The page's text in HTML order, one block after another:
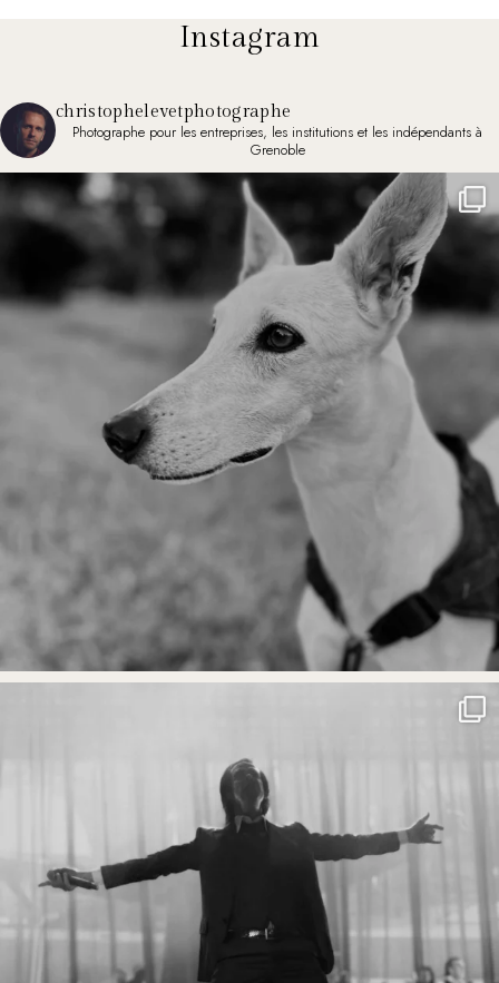
Instagram
christophelevetphotographe
Photographe pour les entreprises, les institutions et les indépendants à
Grenoble